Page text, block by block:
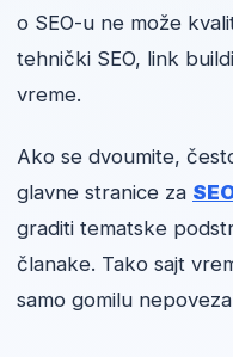
o SEO-u ne može
tehnički SEO, link
vreme.
Ako se dvoumite,
glavne stranice za
graditi tematske
članake. Tako sajt
samo gomilu